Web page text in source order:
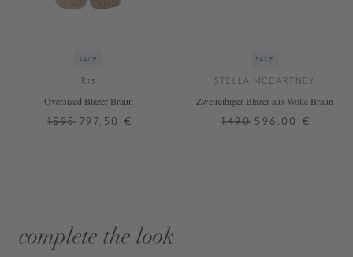
SALE
R13
Oversized Blazer Braun
1595 797,50 €
SALE
STELLA MCCARTNEY
Zweireihiger Blazer aus Wolle Braun
1490 596,00 €
complete the look